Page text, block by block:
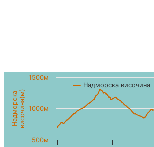
Надморскависочина(м)
Надморска височина
500м
1000м
1500м